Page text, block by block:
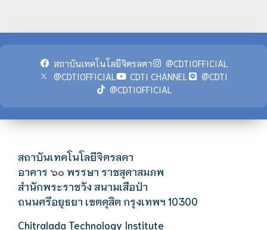
สถาบันเทคโนโลยีจิตรลดา
@CDTIOFFICIAL
@CDTIOFFICIAL
CDTI CHANNEL
@CDTI
@CDTIOFFICIAL
สถาบันเทคโนโลยีจิตรลดา
อาคาร ๖๐ พรรษา ราชสุดาสมภพ
สำนักพระราชวัง สนามเสือป่า
ถนนศรีอยุธยา เขตดุสิต กรุงเทพฯ 10300
Chitralada Technology Institute